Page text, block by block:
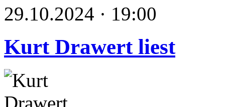
29.10.2024 · 19:00
Kurt Drawert liest